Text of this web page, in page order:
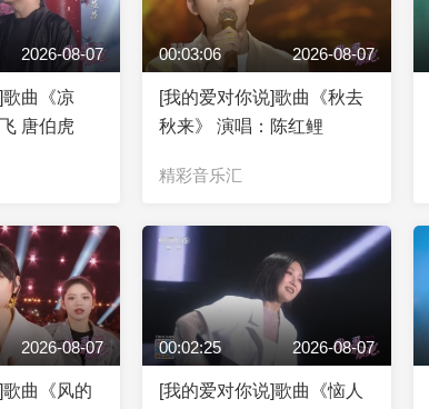
2026-08-07
歌曲《凉
唐伯虎
00:03:06 2026-08-07
[我的爱对你说]歌曲《秋去
秋来》 演唱：陈红鲤
精彩音乐汇
2026-08-07
曲《风的
00:02:25 2026-08-07
[我的爱对你说]歌曲《恼人